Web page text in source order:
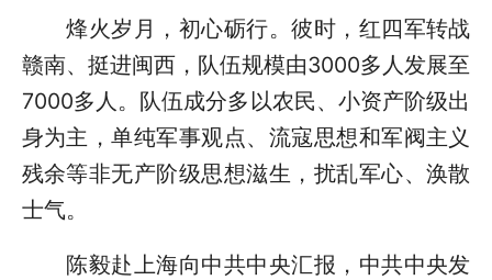
烽火岁月，初心砺行。彼时，红四军转战
赣南、挺进闽西，队伍规模由3000多人发展至
7000多人。队伍成分多以农民、小资产阶级出
身为主，单纯军事观点、流寇思想和军阀主义
残余等非无产阶级思想滋生，扰乱军心、涣散
士气。
陈毅赴上海向中共中央汇报，中共中央发